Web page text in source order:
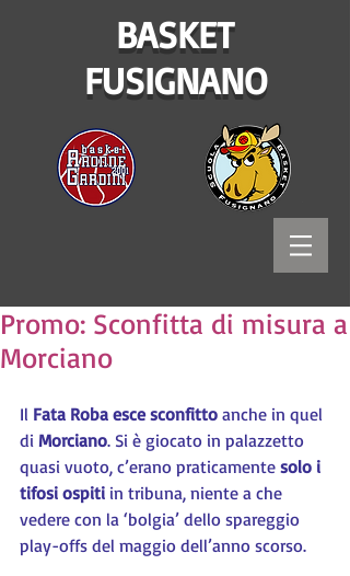
BASKET
FUSIGNANO
Promo: Sconfitta di misura a
Morciano
Il Fata Roba esce sconfitto anche in quel
di Morciano. Si è giocato in palazzetto
quasi vuoto, c’erano praticamente solo i
tifosi ospiti in tribuna, niente a che
vedere con la ‘bolgia’ dello spareggio
play-offs del maggio dell’anno scorso.